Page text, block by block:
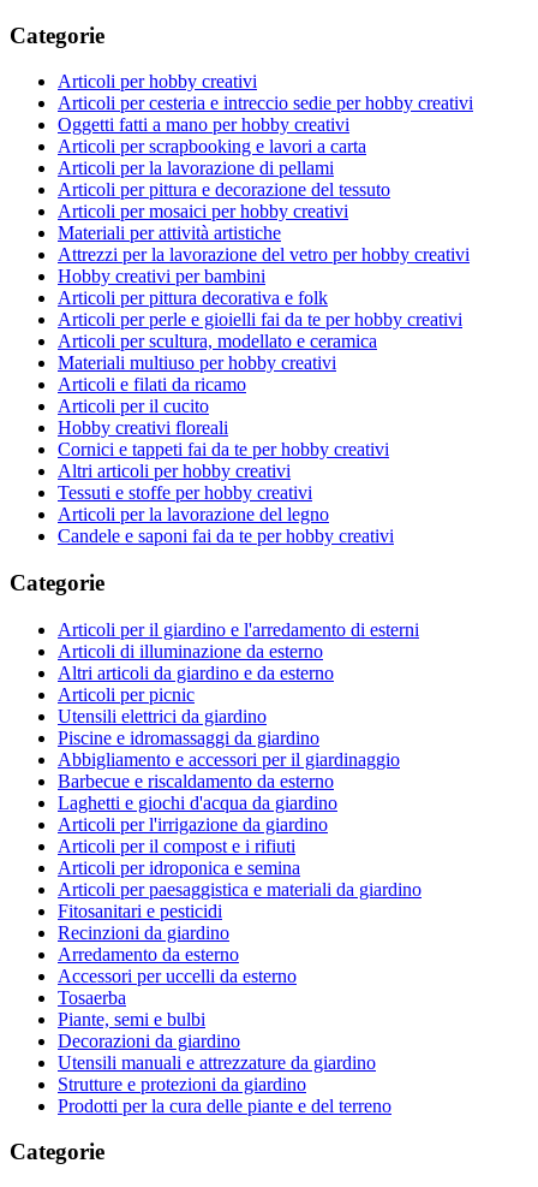
Categorie
Articoli per hobby creativi
Articoli per cesteria e intreccio sedie per hobby creativi
Oggetti fatti a mano per hobby creativi
Articoli per scrapbooking e lavori a carta
Articoli per la lavorazione di pellami
Articoli per pittura e decorazione del tessuto
Articoli per mosaici per hobby creativi
Materiali per attività artistiche
Attrezzi per la lavorazione del vetro per hobby creativi
Hobby creativi per bambini
Articoli per pittura decorativa e folk
Articoli per perle e gioielli fai da te per hobby creativi
Articoli per scultura, modellato e ceramica
Materiali multiuso per hobby creativi
Articoli e filati da ricamo
Articoli per il cucito
Hobby creativi floreali
Cornici e tappeti fai da te per hobby creativi
Altri articoli per hobby creativi
Tessuti e stoffe per hobby creativi
Articoli per la lavorazione del legno
Candele e saponi fai da te per hobby creativi
Categorie
Articoli per il giardino e l'arredamento di esterni
Articoli di illuminazione da esterno
Altri articoli da giardino e da esterno
Articoli per picnic
Utensili elettrici da giardino
Piscine e idromassaggi da giardino
Abbigliamento e accessori per il giardinaggio
Barbecue e riscaldamento da esterno
Laghetti e giochi d'acqua da giardino
Articoli per l'irrigazione da giardino
Articoli per il compost e i rifiuti
Articoli per idroponica e semina
Articoli per paesaggistica e materiali da giardino
Fitosanitari e pesticidi
Recinzioni da giardino
Arredamento da esterno
Accessori per uccelli da esterno
Tosaerba
Piante, semi e bulbi
Decorazioni da giardino
Utensili manuali e attrezzature da giardino
Strutture e protezioni da giardino
Prodotti per la cura delle piante e del terreno
Categorie